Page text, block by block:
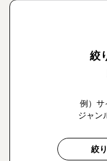
絞
例）サ
ジャン
絞